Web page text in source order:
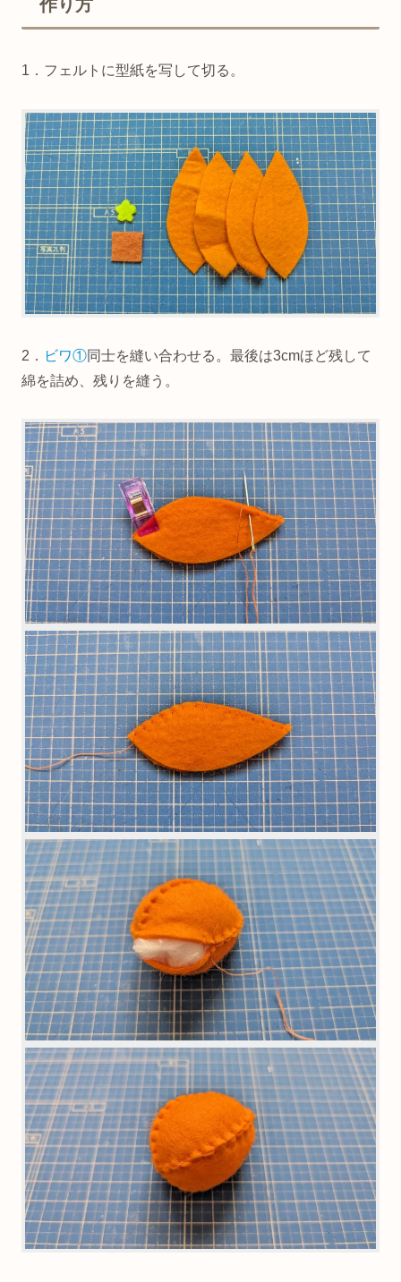
作り方
1．フェルトに型紙を写して切る。
2． ビワ①同士を縫い合わせる。最後は3cmほど残して
綿を詰め、残りを縫う。